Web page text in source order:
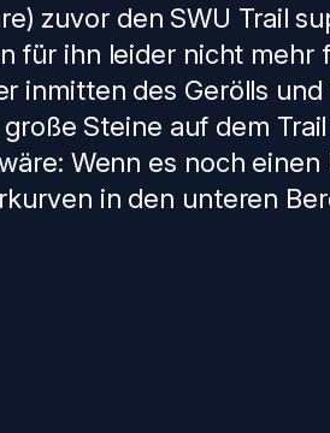
zuvor den SWU Trail
für ihn leider nicht mehr
inmitten des Gerölls
Steine auf dem
Wenn es noch
in den unteren